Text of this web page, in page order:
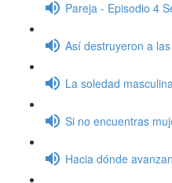
Pareja - Episodio 4
Así destruyeron a
La soledad
Si no encuentras
Hacia dónde